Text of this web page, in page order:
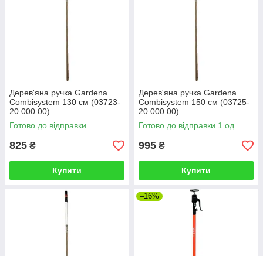
Дерев'яна ручка Gardena
Combisystem 130 см (03723-
20.000.00)
Готово до відправки
825 ₴
Купити
Дерев'яна ручка Gardena
Combisystem 150 см (03725-
20.000.00)
Готово до відправки 1 од.
995 ₴
Купити
–16%